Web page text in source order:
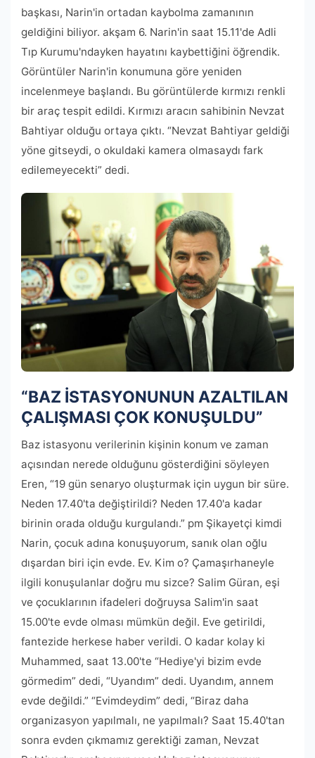
başkası, Narin'in ortadan kaybolma zamanının
geldiğini biliyor. akşam 6. Narin'in saat 15.11'de Adli
Tıp Kurumu'ndayken hayatını kaybettiğini öğrendik.
Görüntüler Narin'in konumuna göre yeniden
incelenmeye başlandı. Bu görüntülerde kırmızı renkli
bir araç tespit edildi. Kırmızı aracın sahibinin Nevzat
Bahtiyar olduğu ortaya çıktı. “Nevzat Bahtiyar geldiği
yöne gitseydi, o okuldaki kamera olmasaydı fark
edilemeyecekti” dedi.
“BAZ İSTASYONUNUN AZALTILAN
ÇALIŞMASI ÇOK KONUŞULDU”
Baz istasyonu verilerinin kişinin konum ve zaman
açısından nerede olduğunu gösterdiğini söyleyen
Eren, “19 gün senaryo oluşturmak için uygun bir süre.
Neden 17.40'ta değiştirildi? Neden 17.40'a kadar
birinin orada olduğu kurgulandı.” pm Şikayetçi kimdi
Narin, çocuk adına konuşuyorum, sanık olan oğlu
dışardan biri için evde. Ev. Kim o? Çamaşırhaneyle
ilgili konuşulanlar doğru mu sizce? Salim Güran, eşi
ve çocuklarının ifadeleri doğruysa Salim'in saat
15.00'te evde olması mümkün değil. Eve getirildi,
fantezide herkese haber verildi. O kadar kolay ki
Muhammed, saat 13.00'te “Hediye'yi bizim evde
görmedim” dedi, “Uyandım” dedi. Uyandım, annem
evde değildi.” “Evimdeydim” dedi, “Biraz daha
organizasyon yapılmalı, ne yapılmalı? Saat 15.40'tan
sonra evden çıkmamız gerektiği zaman, Nevzat